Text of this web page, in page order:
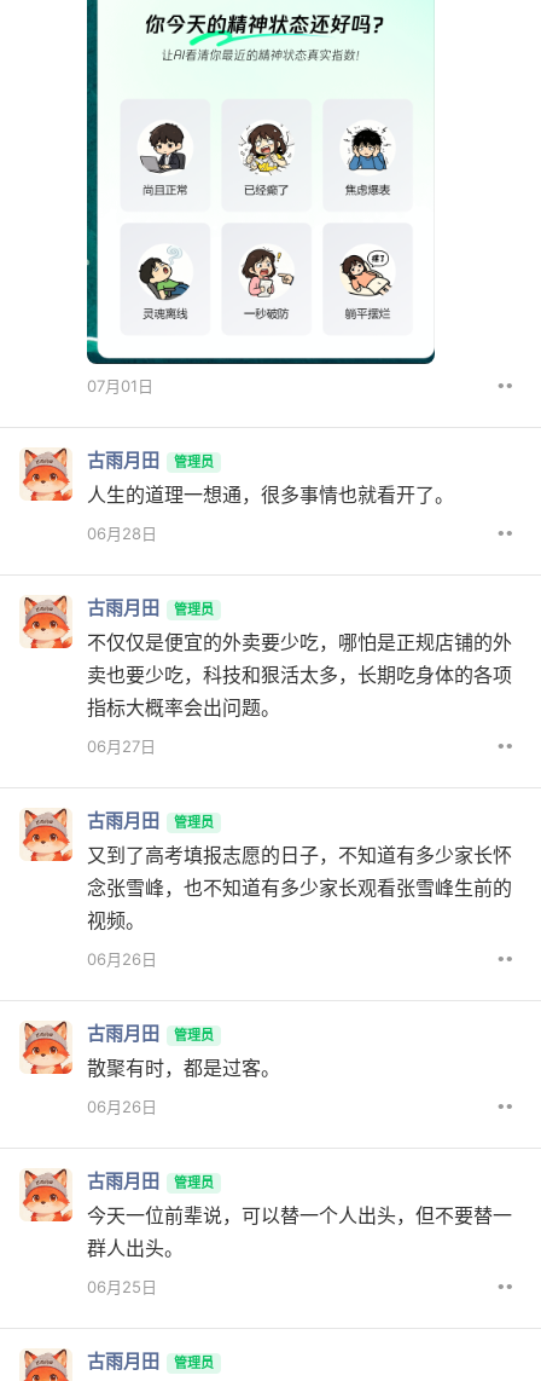
07月01日 ••
古雨月田 管理员
人生的道理一想通，很多事情也就看开了。
06月28日 ••
古雨月田 管理员
不仅仅是便宜的外卖要少吃，哪怕是正规店铺的外
卖也要少吃，科技和狠活太多，长期吃身体的各项
指标大概率会出问题。
06月27日 ••
古雨月田 管理员
又到了高考填报志愿的日子，不知道有多少家长怀
念张雪峰，也不知道有多少家长观看张雪峰生前的
视频。
06月26日 ••
古雨月田 管理员
散聚有时，都是过客。
06月26日 ••
古雨月田 管理员
今天一位前辈说，可以替一个人出头，但不要替一
群人出头。
06月25日 ••
古雨月田 管理员